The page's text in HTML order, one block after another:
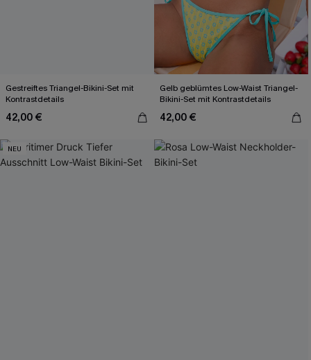
Gestreiftes Triangel-Bikini-Set mit
Kontrastdetails
42,00 €
Gelb geblümtes Low-Waist Triangel-
Bikini-Set mit Kontrastdetails
42,00 €
NEU